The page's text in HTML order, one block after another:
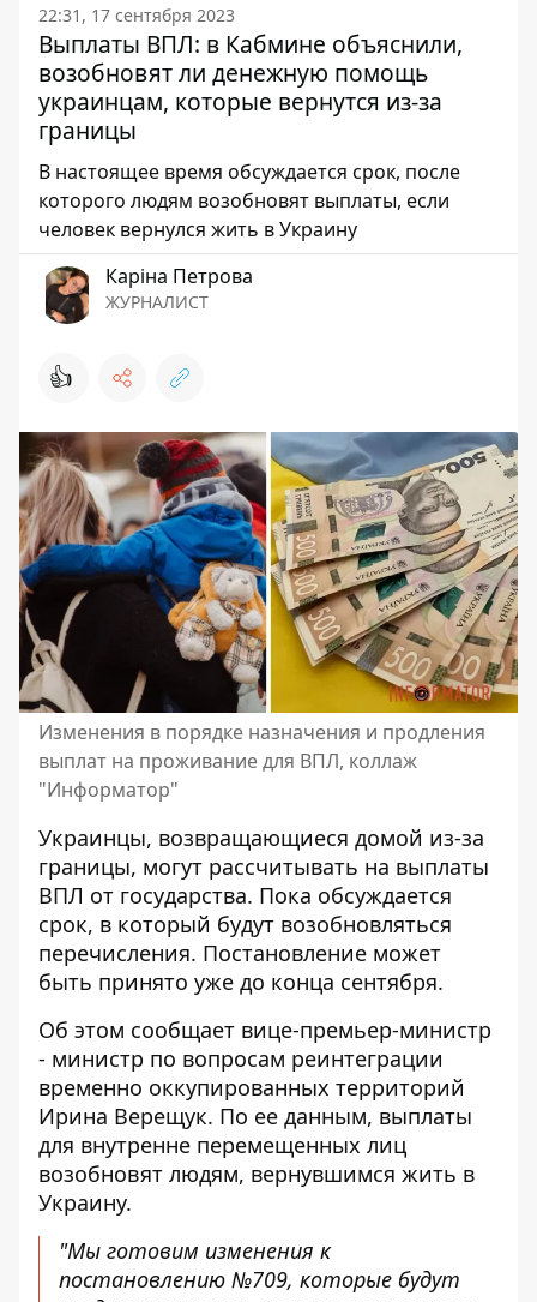
22:31, 17 сентября 2023
Выплаты ВПЛ: в Кабмине объяснили,
возобновят ли денежную помощь
украинцам, которые вернутся из-за
границы
В настоящее время обсуждается срок, после
которого людям возобновят выплаты, если
человек вернулся жить в Украину
Каріна Петрова
ЖУРНАЛИСТ
👍
Изменения в порядке назначения и продления
выплат на проживание для ВПЛ, коллаж
"Информатор"
Украинцы, возвращающиеся домой из-за
границы, могут рассчитывать на выплаты
ВПЛ от государства. Пока обсуждается
срок, в который будут возобновляться
перечисления. Постановление может
быть принято уже до конца сентября.
Об этом сообщает вице-премьер-министр
- министр по вопросам реинтеграции
временно оккупированных территорий
Ирина Верещук. По ее данным, выплаты
для внутренне перемещенных лиц
возобновят людям, вернувшимся жить в
Украину.
"Мы готовим изменения к
постановлению №709, которые будут